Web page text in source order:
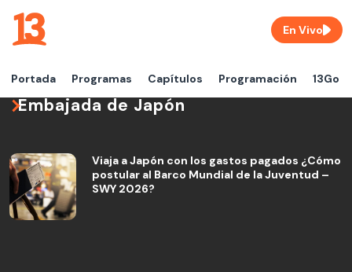
Portada Programas Capítulos Programación 13Go
En Vivo
Embajada de Japón
Viaja a Japón con los gastos pagados ¿Cómo
postular al Barco Mundial de la Juventud –
SWY 2026?